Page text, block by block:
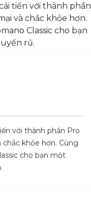
với thành phần Pro
khỏe hơn. Cùng
cho bạn một